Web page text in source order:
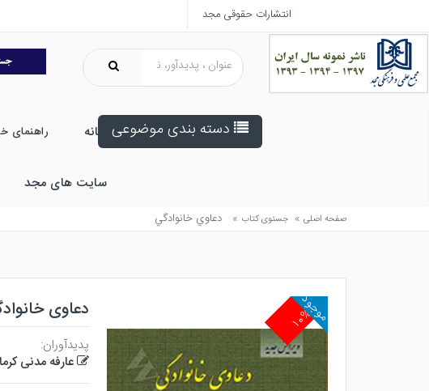
انتشارات حقوقی مجد
دسته بندی موضوعی خانه راهنمای
سایت های مجد
صفحه اصلی » جستوی کتاب » دعاوي خانوادگي
۱۰%
موجود دعاوی
پدیدآوران:
عارفه مدنی